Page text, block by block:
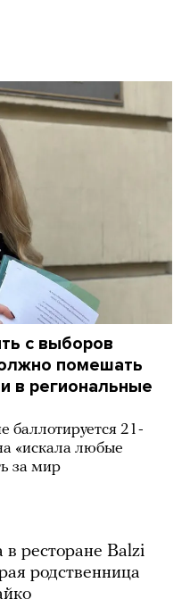
с выборов
помешать
в региональные
баллотируется 21-
«искала любые
за мир
в ресторане Balzi
родственница